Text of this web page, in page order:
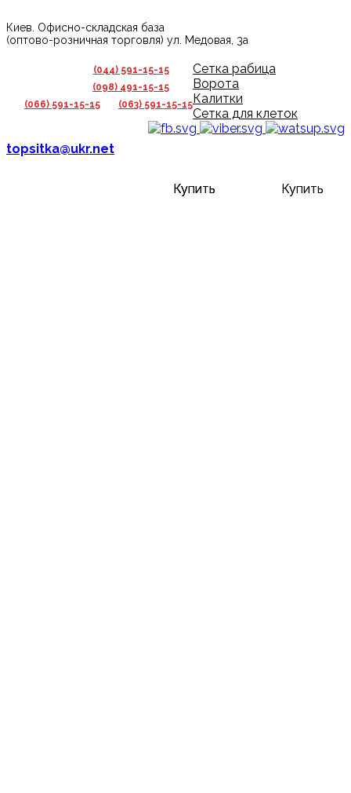
Купить Купить
Купить Купить
Купить
Киев. Офисно-складская база
(оптово-розничная торговля) ул. Медовая, 3а
(044) 591-15-15
(098) 491-15-15
(066) 591-15-15
(063) 591-15-15
Сетка рабица
Ворота
Калитки
Сетка для клеток
topsitka@ukr.net